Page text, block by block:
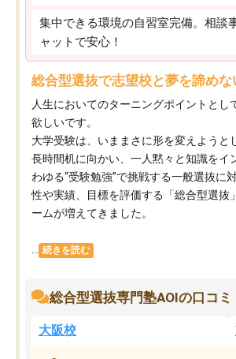
集中できる環境の自習室完備。相談
ャットで安心！
総合型選抜で志望校と夢を諦めな
人生においてのターニングポイントとし
欲しいです。
大学受験は、いままさに形を変えようと
長時間机に向かい、一人黙々と知識をイ
わゆる“受験勉強”で挑戦する一般選抜に
性や実績、目標を評価する「総合型選抜
ームが増えてきました。
続きを読む
総合型選抜専門塾AOIの口コミ
大阪校